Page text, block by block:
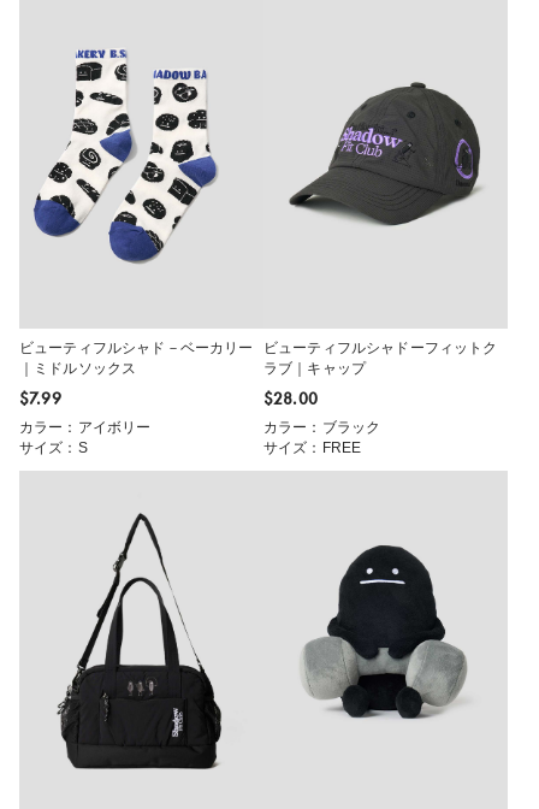
ビューティフルシャド－ベーカリー
｜ミドルソックス
$‌7.99
カラー：アイボリー
サイズ：S
ビューティフルシャドーフィットク
ラブ｜キャップ
$‌28.00
カラー：ブラック
サイズ：FREE